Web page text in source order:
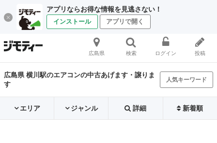
アプリならお得な情報を見逃さない！
インストール アプリで開く
広島県 検索 ログイン 投稿
広島県 横川駅のエアコンの中古あげます・譲りま
す
人気キーワード
エリア ジャンル 詳細 新着順